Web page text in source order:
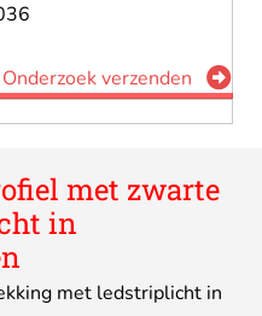
Onderzoek verzenden
met zwarte
in
met ledstriplicht in